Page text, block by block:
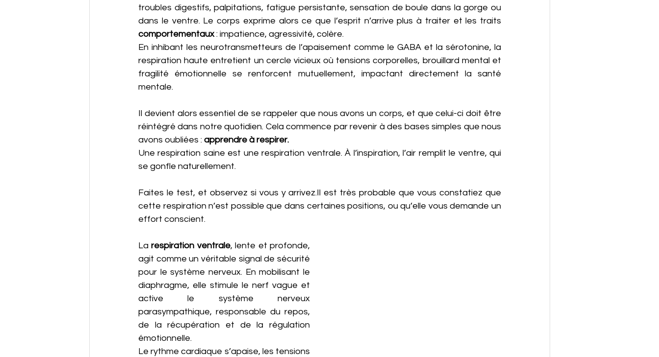
troubles digestifs, palpitations, fatigue persistante, sensation de boule dans la gorge ou
comportementaux : impatience, agressivité, colère.
En inhibant les neurotransmetteurs de l’apaisement comme le GABA et la sérotonine, la
respiration haute entretient un cercle vicieux où tensions corporelles, brouillard mental et
fragilité émotionnelle se renforcent mutuellement, impactant directement la santé
mentale.
Il devient alors essentiel de se rappeler que nous avons un corps, et que celui-ci doit être
réintégré dans notre quotidien. Cela commence par revenir à des bases simples que nous
avons oubliées : apprendre à respirer.
Une respiration saine est une respiration ventrale. À l’inspiration, l’air remplit le ventre, qui
se gonfle naturellement.
Faites le test, et observez si vous y arrivez.Il
est très probable que vous constatiez que
cette respiration n’est possible que dans certaines positions, ou qu’elle vous demande un
effort conscient.
La respiration ventrale, lente et profonde,
agit comme un véritable signal de sécurité
pour le système nerveux. En mobilisant le
diaphragme, elle stimule le nerf vague et
active le système nerveux
parasympathique, responsable du repos,
de la récupération et de la régulation
émotionnelle.
Le rythme cardiaque s’apaise, les tensions